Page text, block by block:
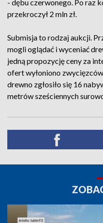
- dębu czerwonego. Po raz
przekroczył 2 mln zł.
Submisja to rodzaj aukcji.
mogli oglądać i wyceniać
jedną propozycję ceny za
ofert wyłoniono
drewno zgłosiło się 16
metrów sześciennych